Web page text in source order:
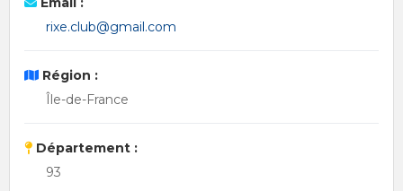
rixe.club@gmail.com
Région :
Île-de-France
Département :
93